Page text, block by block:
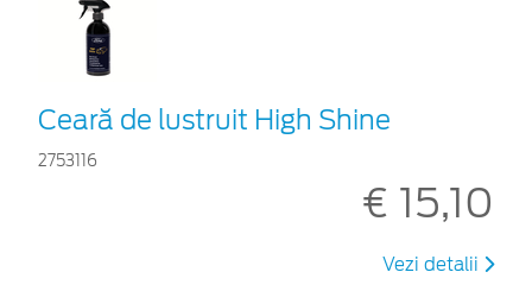
Ceară de lustruit High Shine
2753116
€ 15,10
Vezi detalii